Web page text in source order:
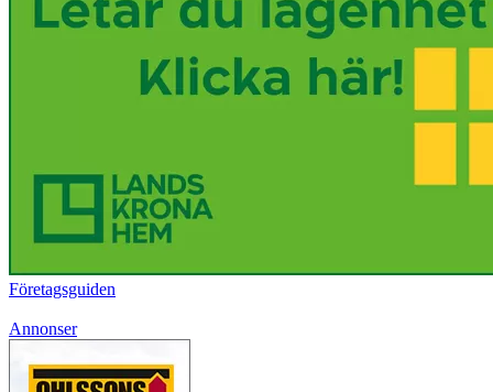
Företagsguiden
Annonser